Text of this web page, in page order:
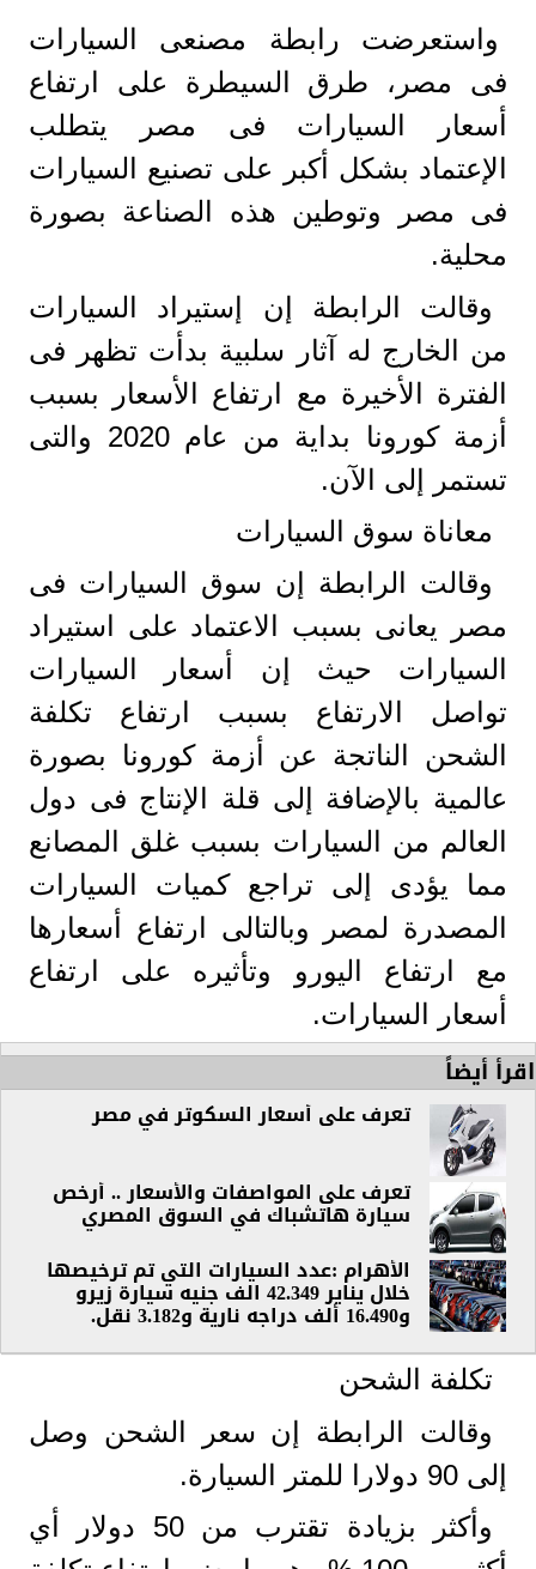
واستعرضت رابطة مصنعى السيارات
فى مصر، طرق السيطرة على ارتفاع
أسعار السيارات فى مصر يتطلب
الإعتماد بشكل أكبر على تصنيع السيارات
فى مصر وتوطين هذه الصناعة بصورة
محلية.
وقالت الرابطة إن إستيراد السيارات
من الخارج له آثار سلبية بدأت تظهر فى
الفترة الأخيرة مع ارتفاع الأسعار بسبب
أزمة كورونا بداية من عام 2020 والتى
تستمر إلى الآن.
معاناة سوق السيارات
وقالت الرابطة إن سوق السيارات فى
مصر يعانى بسبب الاعتماد على استيراد
السيارات حيث إن أسعار السيارات
تواصل الارتفاع بسبب ارتفاع تكلفة
الشحن الناتجة عن أزمة كورونا بصورة
عالمية بالإضافة إلى قلة الإنتاج فى دول
العالم من السيارات بسبب غلق المصانع
مما يؤدى إلى تراجع كميات السيارات
المصدرة لمصر وبالتالى ارتفاع أسعارها
مع ارتفاع اليورو وتأثيره على ارتفاع
أسعار السيارات.
اقرأ أيضاً
تعرف على أسعار السكوتر في مصر
تعرف على المواصفات والأسعار .. أرخص
سيارة هاتشباك في السوق المصري
الأهرام :عدد السيارات التي تم ترخيصها
خلال يناير 42.349 الف جنيه سيارة زيرو
و16.490 ألف دراجه نارية و3.182 نقل.
تكلفة الشحن
وقالت الرابطة إن سعر الشحن وصل
إلى 90 دولارا للمتر السيارة.
وأكثر بزيادة تقترب من 50 دولار أي